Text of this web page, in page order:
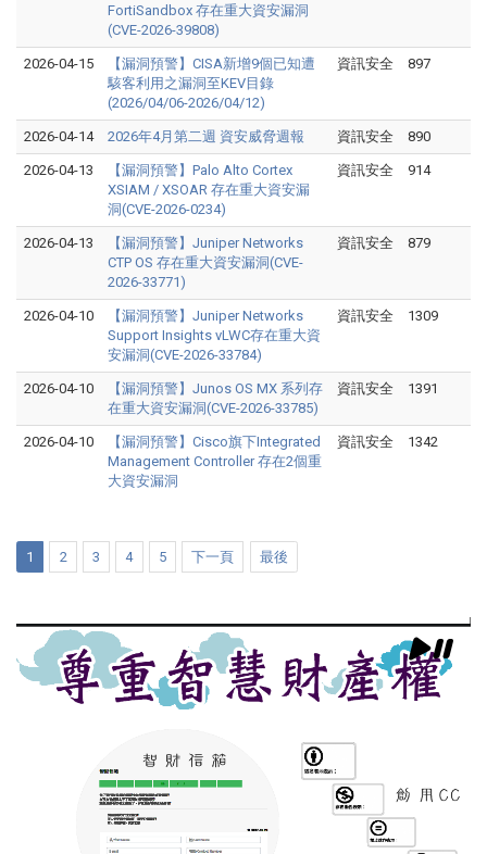
FortiSandbox 存在重大資安漏洞
(CVE-2026-39808)
2026-04-15
【漏洞預警】CISA新增9個已知遭
駭客利用之漏洞至KEV目錄
(2026/04/06-2026/04/12)
資訊安全 897
2026-04-14 2026年4月第二週 資安威脅週報 資訊安全 890
2026-04-13
【漏洞預警】Palo Alto Cortex
XSIAM / XSOAR 存在重大資安漏
洞(CVE-2026-0234)
資訊安全 914
2026-04-13
【漏洞預警】Juniper Networks
CTP OS 存在重大資安漏洞(CVE-
2026-33771)
資訊安全 879
2026-04-10
【漏洞預警】Juniper Networks
Support Insights vLWC存在重大資
安漏洞(CVE-2026-33784)
資訊安全 1309
2026-04-10
【漏洞預警】Junos OS MX 系列存
在重大資安漏洞(CVE-2026-33785)
資訊安全 1391
2026-04-10
【漏洞預警】Cisco旗下Integrated
Management Controller 存在2個重
大資安漏洞
資訊安全 1342
1 2 3 4 5 下一頁 最後